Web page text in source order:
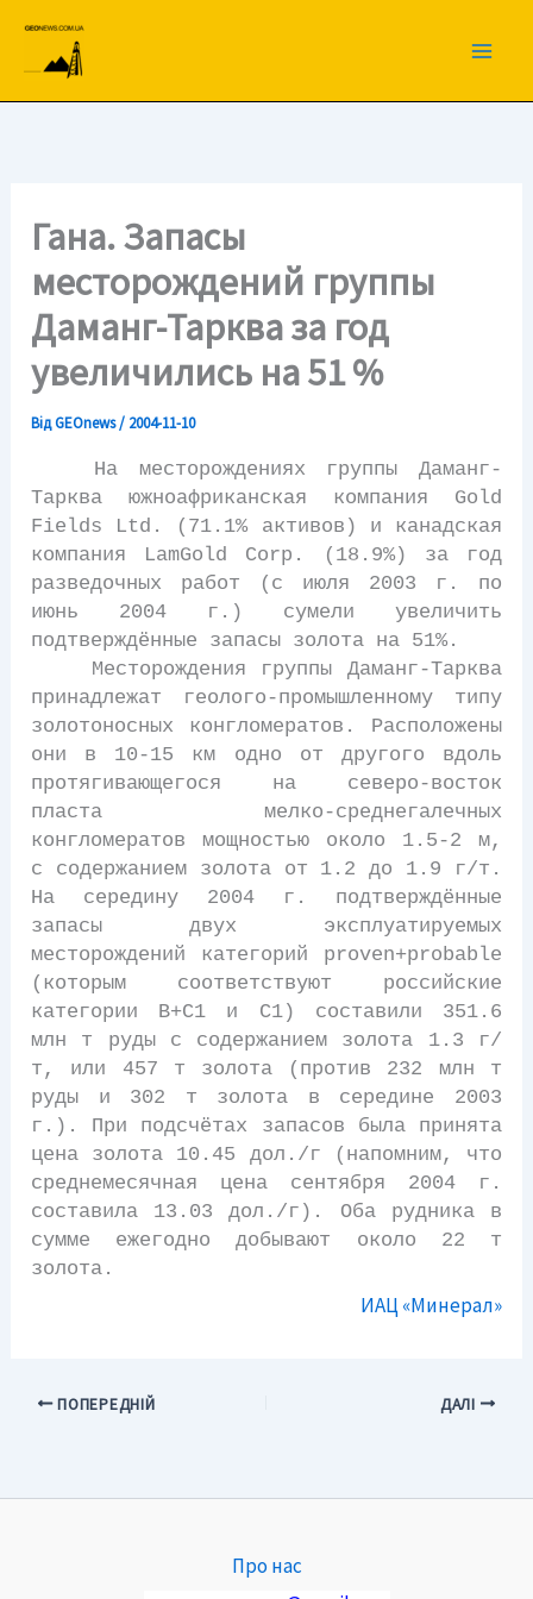
вмісту
Гана. Запасы
месторождений группы
Даманг-Тарква за год
увеличились на 51 %
ВідGEOnews/ 2004-11-10
На месторождениях группы Даманг-
Тарква южноафриканская компания Gold
Fields Ltd. (71.1% активов) и канадская
компания LamGold Corp. (18.9%) за год
разведочных работ (с июля 2003 г. по
июнь 2004 г.) сумели увеличить
подтверждённые запасы золота на 51%.
Месторождения группы Даманг-Тарква
принадлежат геолого-промышленному типу
золотоносных конгломератов. Расположены
они в 10-15 км одно от другого вдоль
протягивающегося на северо-восток
пласта мелко-среднегалечных
конгломератов мощностью около 1.5-2 м,
с содержанием золота от 1.2 до 1.9 г/т.
На середину 2004 г. подтверждённые
запасы двух эксплуатируемых
месторождений категорий proven+probable
(которым соответствуют российские
категории В+С1 и С1) составили 351.6
млн т руды с содержанием золота 1.3 г/
т, или 457 т золота (против 232 млн т
руды и 302 т золота в середине 2003
г.). При подсчётах запасов была принята
цена золота 10.45 дол./г (напомним, что
среднемесячная цена сентября 2004 г.
составила 13.03 дол./г). Оба рудника в
сумме ежегодно добывают около 22 т
золота.
ИАЦ «Минерал»
ПОПЕРЕДНІЙ ДАЛІ
Про нас